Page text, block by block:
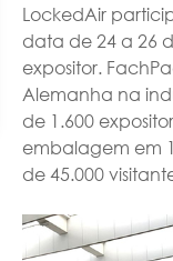
LockedAir
data de 24 a 26
expositor.
Alemanha na
de 1.600
embalagem em
de 45.000